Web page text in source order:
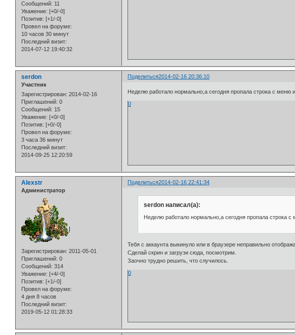
Сообщений: 11
Уважение: [+0/-0]
Позитив: [+1/-0]
Провел на форуме:
10 часов 30 минут
Последний визит:
2014-07-12 19:40:32
Поделиться2014-02-16 20:36:10
serdon
Участник
Зарегистрирован: 2014-02-16
Приглашений: 0
Сообщений: 15
Уважение: [+0/-0]
Позитив: [+0/-0]
Провел на форуме:
3 часа 36 минут
Последний визит:
2014-09-25 12:20:59
Неделю работало нормально,а сегодня пропала строка с меню
0
Поделиться2014-02-16 22:41:34
Alexstr
Администратор
Зарегистрирован: 2011-05-01
Приглашений: 0
Сообщений: 314
Уважение: [+4/-0]
Позитив: [+1/-0]
Провел на форуме:
4 дня 8 часов
Последний визит:
2019-05-12 01:28:33
serdon написал(а):
Неделю работало нормально,а сегодня пропала строка
Тебя с аккаунта выкинуло или в браузере неправильно
Сделай скрин и загрузи сюда, посмотрим.
Заочно трудно решить, что случилось.
0